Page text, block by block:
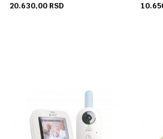
20.630,00 RSD